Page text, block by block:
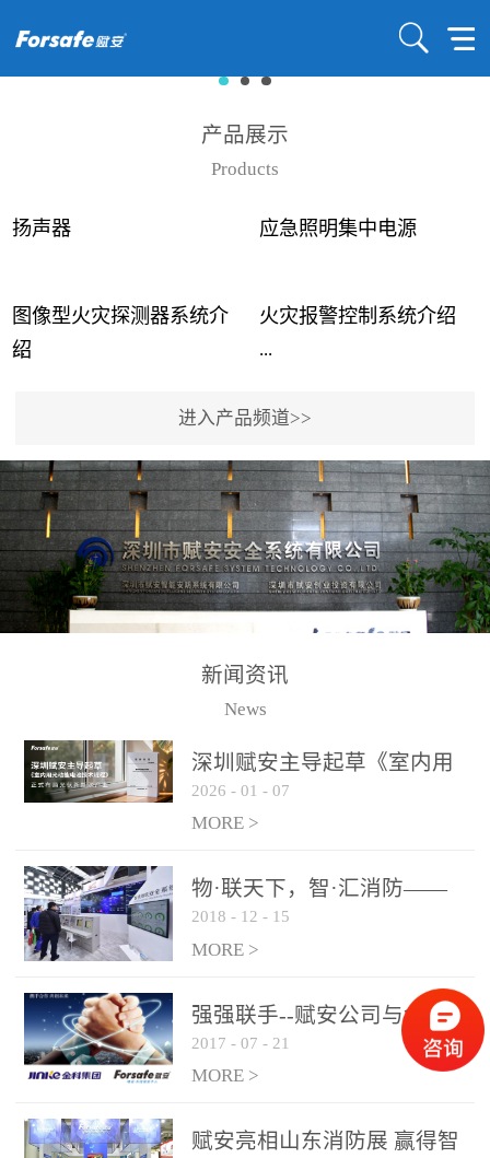
产品展示
Products
扬声器 应急照明集中电源
图像型火灾探测器系统介
绍
...
事故频发，传统的火灾探
测方法已无法满足要求。
尤其是目前众多的大型影
剧院、会议展览中心、体
育馆、大型仓库和隧道空
间等，其建筑结构特殊、
火灾隐患多。一旦发生火
传统的火灾关测器无法被
及时缺发，不能及早发现
和有效扑救火火，这不仅
力和闲难，同时也将造成
巨大的经济损失和社会影
响，基至还会造成人员伤
亡。图像型火灾探测器正
是针对这种高大空间建筑
物的消防设施、设备通过
现场图像的实时获取、预
处理和特征提取分析，实
现火焰的跟踪和识别。能
更早的进行预警，达到早
火灾报警控制系统介绍
...
用了具有仲裁机制和冗余
校验的总线传输技术、线
路状态检测与保护技术、
后向光电感烟探测技术、
高可靠的系统抗干扰技术
等多项专利技术和专有技
警领域三十多年技术积累
和工程实践的结晶。
进入产品频道>>
新闻资讯
News
深圳赋安主导起草《室内用
光动能电池技术规程》 正式
布局光伏新能源产业
2026 - 01 - 07
MORE >
物·联天下，智·汇消防——
赋安F&S 2018上海消防展圆
满落幕
2018 - 12 - 15
MORE >
强强联手--赋安公司与金科
集团达成战略合作协议
2017 - 07 - 21
MORE >
赋安亮相山东消防展 赢得智